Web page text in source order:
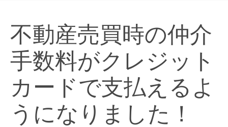
不動産売買時の仲介
手数料がクレジット
カードで支払えるよ
うになりました！